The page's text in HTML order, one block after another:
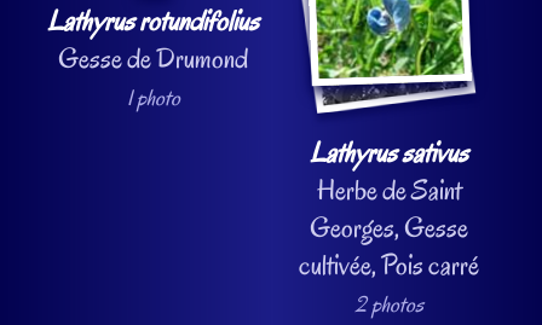
Lathyrus rotundifolius
Gesse de Drumond
1 photo
Lathyrus sativus
Herbe de Saint
Georges, Gesse
cultivée, Pois carré
2 photos